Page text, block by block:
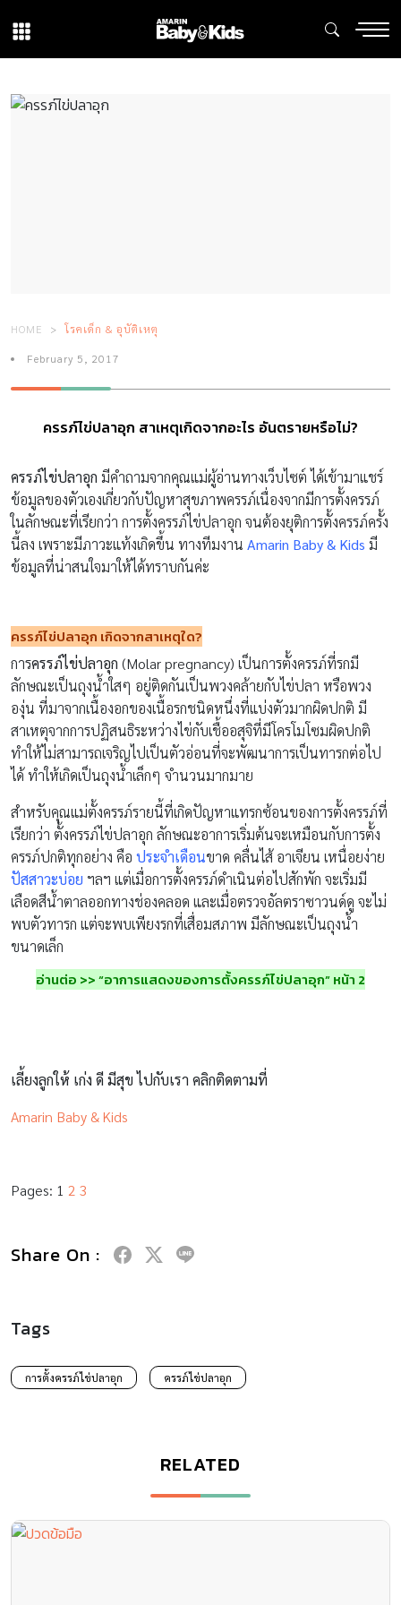
HOME โรคเด็ก & อุบัติเหตุ
February 5, 2017
ครรภ์ไข่ปลาอุก สาเหตุเกิดจากอะไร อันตรายหรือไม่?
ครรภ์ไข่ปลาอุก มีคำถามจากคุณแม่ผู้อ่านทางเว็บไซต์ ได้เข้ามาแชร์
ข้อมูลของตัวเองเกี่ยวกับปัญหาสุขภาพครรภ์เนื่องจากมีการตั้งครรภ์
ในลักษณะที่เรียกว่า การตั้งครรภ์ไข่ปลาอุก จนต้องยุติการตั้งครรภ์ครั้ง
นี้ลง เพราะมีภาวะแท้งเกิดขึ้น ทางทีมงาน Amarin Baby & Kids มี
ข้อมูลที่น่าสนใจมาให้ได้ทราบกันค่ะ
ครรภ์ไข่ปลาอุก เกิดจากสาเหตุใด?
การครรภ์ไข่ปลาอุก (Molar pregnancy) เป็นการตั้งครรภ์ที่รกมี
ลักษณะเป็นถุงน้ำใสๆ อยู่ติดกันเป็นพวงคล้ายกับไข่ปลา หรือพวง
องุ่น ที่มาจากเนื้องอกของเนื้อรกชนิดหนึ่งที่แบ่งตัวมากผิดปกติ มี
สาเหตุจากการปฏิสนธิระหว่างไข่กับเชื้ออสุจิที่มีโครโมโซมผิดปกติ
ทำให้ไม่สามารถเจริญไปเป็นตัวอ่อนที่จะพัฒนาการเป็นทารกต่อไป
ได้ ทำให้เกิดเป็นถุงน้ำเล็กๆ จำนวนมากมาย
สำหรับคุณแม่ตั้งครรภ์รายนี้ที่เกิดปัญหาแทรกซ้อนของการตั้งครรภ์ที่
เรียกว่า ตั้งครรภ์ไข่ปลาอุก ลักษณะอาการเริ่มต้นจะเหมือนกับการตั้ง
ครรภ์ปกติทุกอย่าง คือ ประจำเดือนขาด คลื่นไส้ อาเจียน เหนื่อยง่าย
ปัสสาวะบ่อย ฯลฯ แต่เมื่อการตั้งครรภ์ดำเนินต่อไปสักพัก จะเริ่มมี
เลือดสีน้ำตาลออกทางช่องคลอด และเมื่อตรวจอัลตราซาวนด์ดู จะไม่
พบตัวทารก แต่จะพบเพียงรกที่เสื่อมสภาพ มีลักษณะเป็นถุงน้ำ
ขนาดเล็ก
อ่านต่อ >> “อาการแสดงของการตั้งครรภ์ไข่ปลาอุก” หน้า 2
เลี้ยงลูกให้ เก่ง ดี มีสุข ไปกับเรา คลิกติดตามที่
Amarin Baby & Kids
Pages: 1 2 3
Share On :
Tags
การตั้งครรภ์ไข่ปลาอุก ครรภ์ไข่ปลาอุก
RELATED